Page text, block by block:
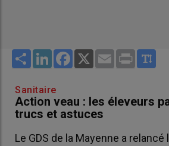
Share LinkedInFacebook
X Email Print
Sanitaire
Action veau : les éleveurs
trucs et astuces
Le GDS de la Mayenne a